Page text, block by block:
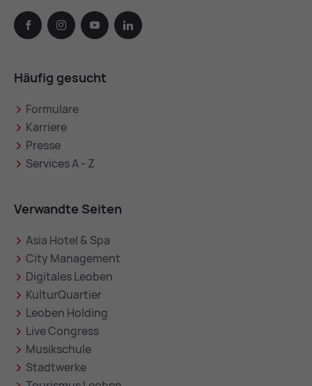
facebook instagramyoutube linkedin
Häufig gesucht
Formulare
Karriere
Presse
Services A - Z
Verwandte Seiten
Asia Hotel & Spa
City Management
Digitales Leoben
KulturQuartier
Leoben Holding
Live Congress
Musikschule
Stadtwerke